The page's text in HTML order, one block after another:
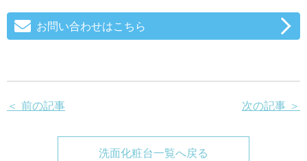
お問い合わせはこちら
＜ 前の記事 次の記事 ＞
洗面化粧台一覧へ戻る